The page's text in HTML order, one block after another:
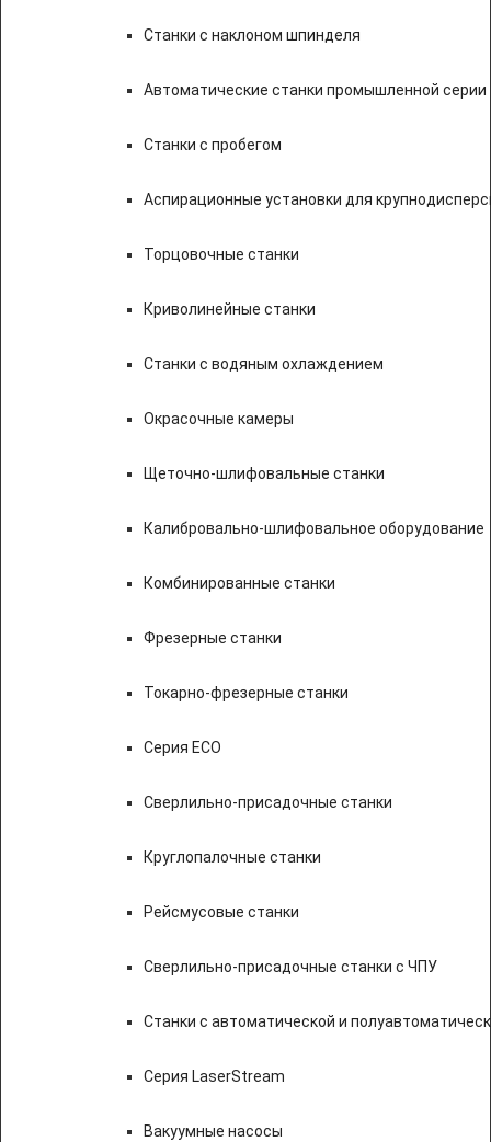
Станки с наклоном шпинделя
Автоматические станки промышленной серии
Станки с пробегом
Аспирационные установки для
Торцовочные станки
Криволинейные станки
Станки с водяным охлаждением
Окрасочные камеры
Щеточно-шлифовальные станки
Калибровально-шлифовальное оборудование
Комбинированные станки
Фрезерные станки
Токарно-фрезерные станки
Серия ECO
Сверлильно-присадочные станки
Круглопалочные станки
Рейсмусовые станки
Сверлильно-присадочные станки с ЧПУ
Станки с автоматической и
Серия LaserStream
Вакуумные насосы